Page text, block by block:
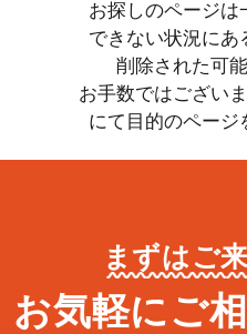
お探しのページは
できない状況にあ
削除された可
お手数ではございま
にて目的のページ
まずはご
お気軽にご